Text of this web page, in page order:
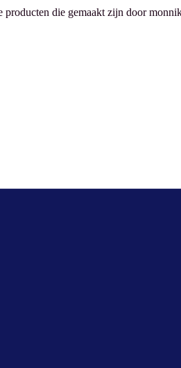
die gemaakt zijn door